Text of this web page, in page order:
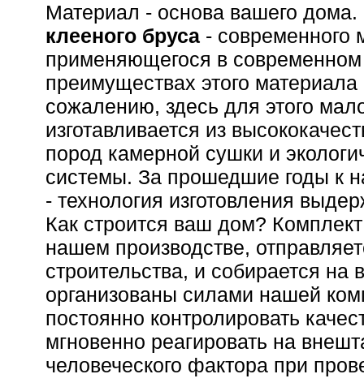
Материал - основа вашего
клееного бруса - современного
применяющегося в современном
преимуществах этого
сожалению, здесь для этого
изготавливается из
пород камерной сушки и
системы. За прошедшие годы к
- технология изготовления
Как строится ваш дом?
нашем производстве,
строительства, и собирается
организованы силами нашей
постоянно контролировать
мгновенно реагировать на
человеческого фактора при